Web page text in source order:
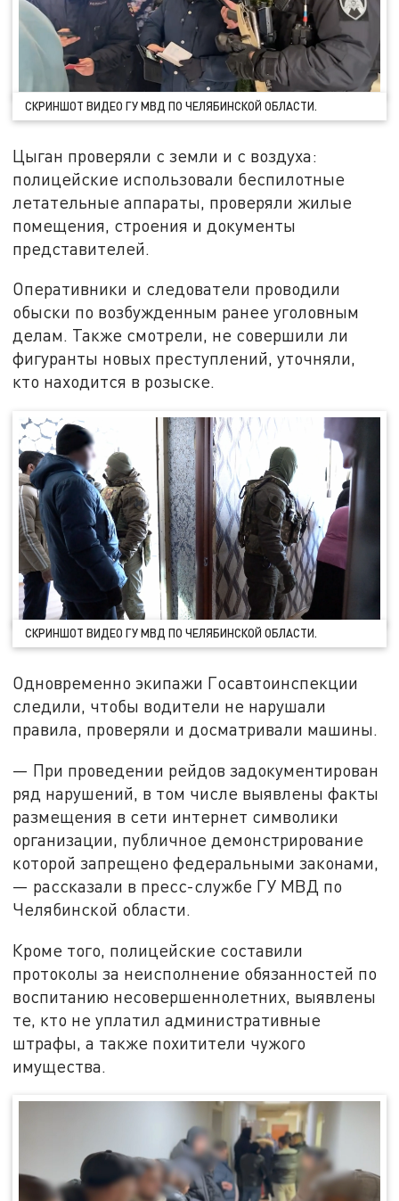
СКРИНШОТ ВИДЕО ГУ МВД ПО ЧЕЛЯБИНСКОЙ ОБЛАСТИ.
Цыган проверяли с земли и с воздуха:
полицейские использовали беспилотные
летательные аппараты, проверяли жилые
помещения, строения и документы
представителей.
Оперативники и следователи проводили
обыски по возбужденным ранее уголовным
делам. Также смотрели, не совершили ли
фигуранты новых преступлений, уточняли,
кто находится в розыске.
СКРИНШОТ ВИДЕО ГУ МВД ПО ЧЕЛЯБИНСКОЙ ОБЛАСТИ.
Одновременно экипажи Госавтоинспекции
следили, чтобы водители не нарушали
правила, проверяли и досматривали машины.
— При проведении рейдов задокументирован
ряд нарушений, в том числе выявлены факты
размещения в сети интернет символики
организации, публичное демонстрирование
которой запрещено федеральными законами,
— рассказали в пресс-службе ГУ МВД по
Челябинской области.
Кроме того, полицейские составили
протоколы за неисполнение обязанностей по
воспитанию несовершеннолетних, выявлены
те, кто не уплатил административные
штрафы, а также похитители чужого
имущества.